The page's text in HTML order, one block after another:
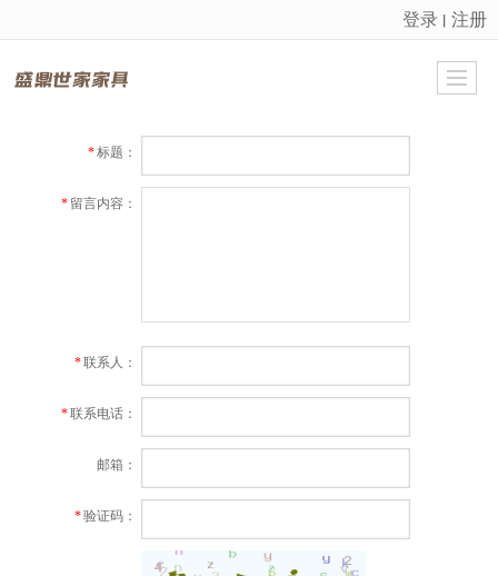
很遗憾，因您的浏览器版本过低导致无法获得最佳浏览体验，推荐下载安装谷歌浏览器！
登录 丨 注册
*标题：
* 留言内容：
*联系人：
*联系电话：
邮箱：
*验证码：